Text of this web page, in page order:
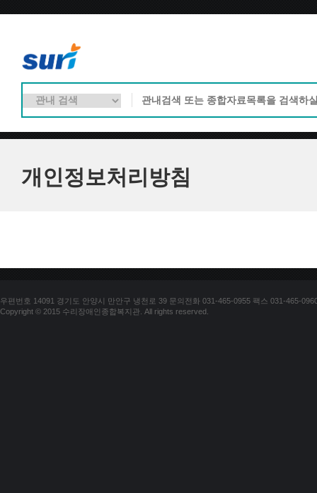
개인정보처리방침
우편번호 14091 경기도 안양시 만안구 냉천로 39 문의전화 031-465-0955 팩스 031-465-
Copyright © 2015 수리장애인종합복지관. All rights reserved.